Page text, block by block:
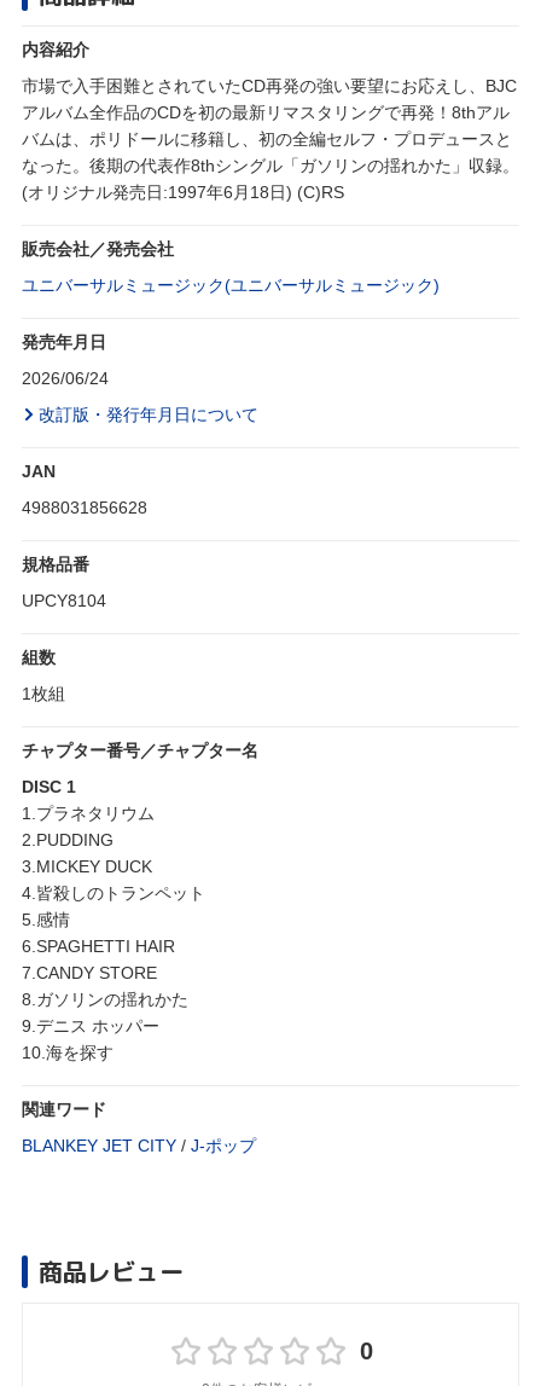
内容紹介
市場で入手困難とされていたCD再発の強い要望にお応えし、BJC
アルバム全作品のCDを初の最新リマスタリングで再発！8thアル
バムは、ポリドールに移籍し、初の全編セルフ・プロデュースと
なった。後期の代表作8thシングル「ガソリンの揺れかた」収録。
(オリジナル発売日:1997年6月18日) (C)RS
販売会社／発売会社
ユニバーサルミュージック(ユニバーサルミュージック)
発売年月日
2026/06/24
改訂版・発行年月日について
JAN
4988031856628
規格品番
UPCY8104
組数
1枚組
チャプター番号／チャプター名
DISC 1
1.プラネタリウム
2.PUDDING
3.MICKEY DUCK
4.皆殺しのトランペット
5.感情
6.SPAGHETTI HAIR
7.CANDY STORE
8.ガソリンの揺れかた
9.デニス ホッパー
10.海を探す
関連ワード
BLANKEY JET CITY / J‐ポップ
商品レビュー
0